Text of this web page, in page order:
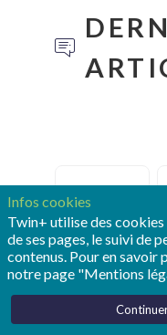
«LE
JUMEAU
NUMÉRIQUE
RESTE
LE
SOCLE
Infos cookies
Twin+ utilise des
de ses pages, le suivi de
contenus. Pour en savoir
notre page "Mentions